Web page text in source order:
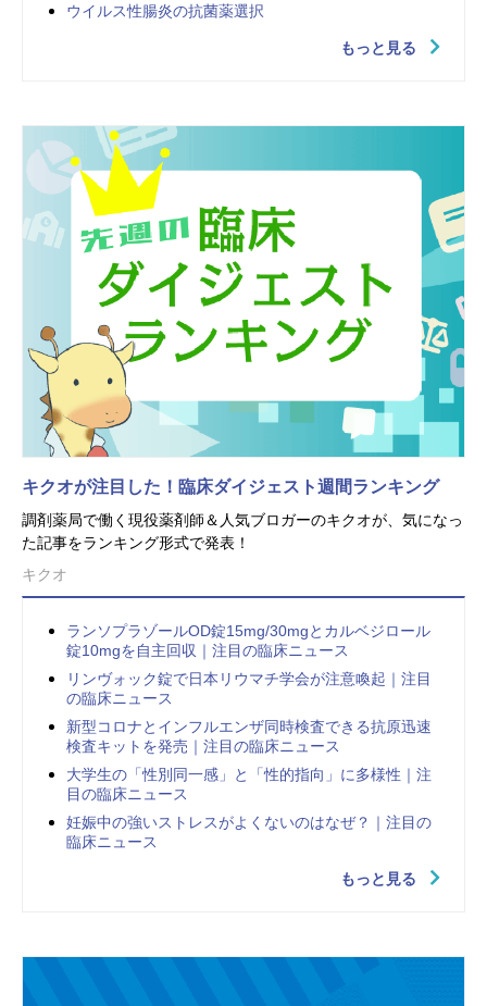
ウイルス性腸炎の抗菌薬選択
もっと見る
キクオが注目した！臨床ダイジェスト週間ランキング
調剤薬局で働く現役薬剤師＆人気ブロガーのキクオが、気になっ
た記事をランキング形式で発表！
キクオ
ランソプラゾールOD錠15mg/30mgとカルベジロール
錠10mgを自主回収｜注目の臨床ニュース
リンヴォック錠で日本リウマチ学会が注意喚起｜注目
の臨床ニュース
新型コロナとインフルエンザ同時検査できる抗原迅速
検査キットを発売｜注目の臨床ニュース
大学生の「性別同一感」と「性的指向」に多様性｜注
目の臨床ニュース
妊娠中の強いストレスがよくないのはなぜ？｜注目の
臨床ニュース
もっと見る